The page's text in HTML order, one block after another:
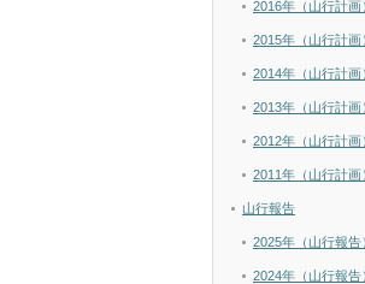
2016年（山行計画
2015年（山行計画
2014年（山行計画
2013年（山行計画
2012年（山行計画
2011年（山行計画
山行報告
2025年（山行報告
2024年（山行報告